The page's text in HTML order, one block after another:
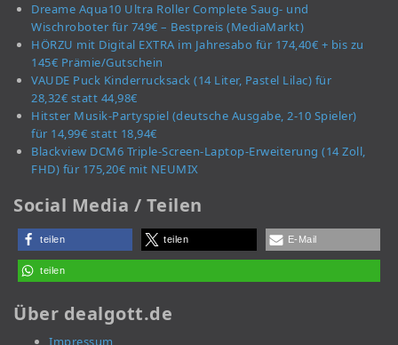
Dreame Aqua10 Ultra Roller Complete Saug- und
Wischroboter für 749€ – Bestpreis (MediaMarkt)
HÖRZU mit Digital EXTRA im Jahresabo für 174,40€ + bis zu
145€ Prämie/Gutschein
VAUDE Puck Kinderrucksack (14 Liter, Pastel Lilac) für
28,32€ statt 44,98€
Hitster Musik-Partyspiel (deutsche Ausgabe, 2-10 Spieler)
für 14,99€ statt 18,94€
Blackview DCM6 Triple-Screen-Laptop-Erweiterung (14 Zoll,
FHD) für 175,20€ mit NEUMIX
Social Media / Teilen
teilen teilen E-Mail
teilen
Über dealgott.de
Impressum